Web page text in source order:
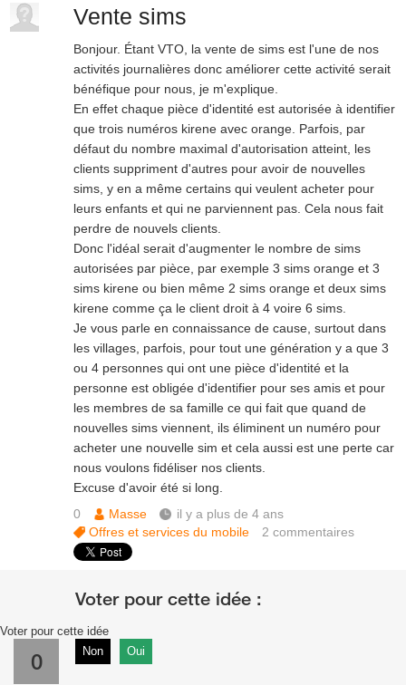
Vente sims
Bonjour. Étant VTO, la vente de sims est l'une de nos
activités journalières donc améliorer cette activité serait
bénéfique pour nous, je m'explique.
En effet chaque pièce d'identité est autorisée à identifier
que trois numéros kirene avec orange. Parfois, par
défaut du nombre maximal d'autorisation atteint, les
clients suppriment d'autres pour avoir de nouvelles
sims, y en a même certains qui veulent acheter pour
leurs enfants et qui ne parviennent pas. Cela nous fait
perdre de nouvels clients.
Donc l'idéal serait d'augmenter le nombre de sims
autorisées par pièce, par exemple 3 sims orange et 3
sims kirene ou bien même 2 sims orange et deux sims
kirene comme ça le client droit à 4 voire 6 sims.
Je vous parle en connaissance de cause, surtout dans
les villages, parfois, pour tout une génération y a que 3
ou 4 personnes qui ont une pièce d'identité et la
personne est obligée d'identifier pour ses amis et pour
les membres de sa famille ce qui fait que quand de
nouvelles sims viennent, ils éliminent un numéro pour
acheter une nouvelle sim et cela aussi est une perte car
nous voulons fidéliser nos clients.
Excuse d'avoir été si long.
0
Masse
il y a plus de 4 ans
Offres et services du mobile
2commentaires
Voter pour cette idée
0 Non Oui